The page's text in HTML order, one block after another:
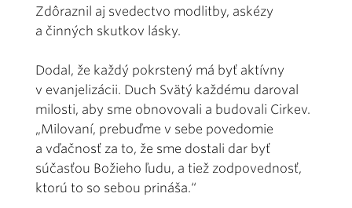
Zdôraznil aj svedectvo modlitby, askézy
a činných skutkov lásky.
Dodal, že každý pokrstený má byť aktívny
v evanjelizácii. Duch Svätý každému daroval
milosti, aby sme obnovovali a budovali Cirkev.
„Milovaní, prebuďme v sebe povedomie
a vďačnosť za to, že sme dostali dar byť
súčasťou Božieho ľudu, a tiež zodpovednosť,
ktorú to so sebou prináša.“